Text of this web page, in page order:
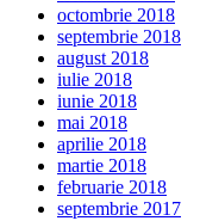
octombrie 2018
septembrie 2018
august 2018
iulie 2018
iunie 2018
mai 2018
aprilie 2018
martie 2018
februarie 2018
septembrie 2017